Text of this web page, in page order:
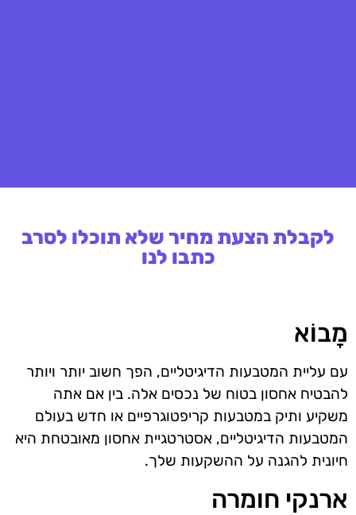
לקבלת הצעת מחיר שלא תוכלו לסרב
כתבו לנו
מָבוֹא
עם עליית המטבעות הדיגיטליים, הפך חשוב יותר ויותר
להבטיח אחסון בטוח של נכסים אלה. בין אם אתה
משקיע ותיק במטבעות קריפטוגרפיים או חדש בעולם
המטבעות הדיגיטליים, אסטרטגיית אחסון מאובטחת היא
חיונית להגנה על ההשקעות שלך.
ארנקי חומרה